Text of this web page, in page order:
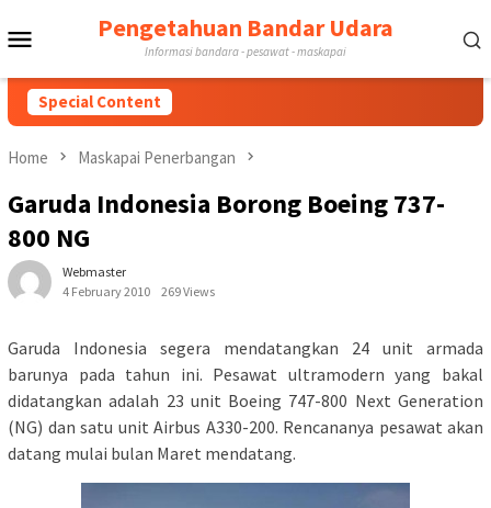
to
MobilePengetahuan Bandar Udara
Informasi bandara - pesawat - maskapai
Special Content
Home Maskapai Penerbangan
Garuda Indonesia Borong Boeing 737-
800 NG
Webmaster
4 February 2010
269 Views
Garuda Indonesia segera mendatangkan 24 unit armada
barunya pada tahun ini. Pesawat ultramodern yang bakal
didatangkan adalah 23 unit Boeing 747-800 Next Generation
(NG) dan satu unit Airbus A330-200. Rencananya pesawat akan
datang mulai bulan Maret mendatang.